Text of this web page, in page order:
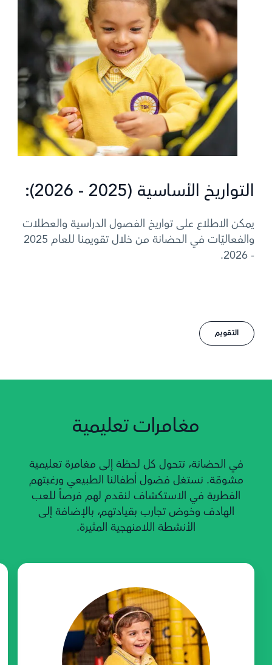
التواريخ الأساسية (2025 - 2026):
يمكن الاطلاع على تواريخ الفصول الدراسية والعطلات
والفعاليّات في الحضانة من خلال تقويمنا للعام 2025
- 2026.
التقويم
مغامرات تعليمية
في الحضانة، تتحول كل لحظة إلى مغامرة تعليمية
مشوقة. نستغل فضول أطفالنا الطبيعي ورغبتهم
الفطرية في الاستكشاف لنقدم لهم فرصاً للعب
الهادف وخوض تجارب بقيادتهم، بالإضافة إلى
الأنشطة اللامنهجية المثيرة.